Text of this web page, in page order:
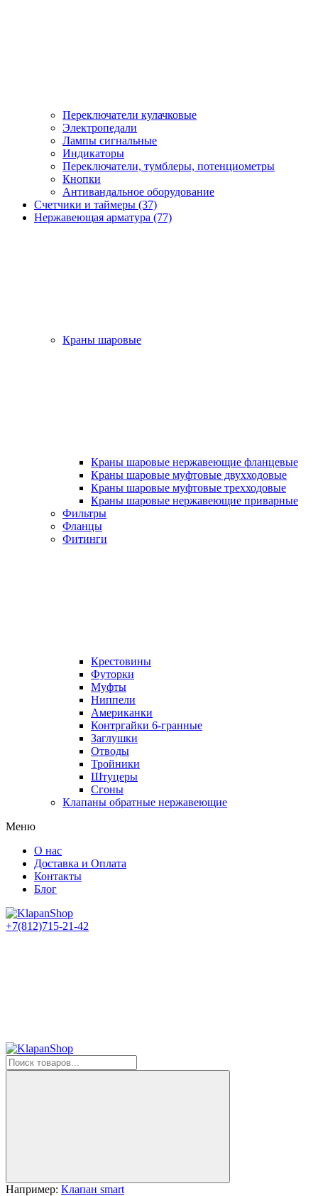
Переключатели кулачковые
Электропедали
Лампы сигнальные
Индикаторы
Переключатели, тумблеры, потенциометры
Кнопки
Антивандальное оборудование
Счетчики и таймеры (37)
Нержавеющая арматура (77)
Краны шаровые
Краны шаровые нержавеющие фланцевые
Краны шаровые муфтовые двухходовые
Краны шаровые муфтовые трехходовые
Краны шаровые нержавеющие приварные
Фильтры
Фланцы
Фитинги
Крестовины
Футорки
Муфты
Ниппели
Американки
Контргайки 6-гранные
Заглушки
Отводы
Тройники
Штуцеры
Сгоны
Клапаны обратные нержавеющие
Меню
О нас
Доставка и Оплата
Контакты
Блог
+7(812)715-21-42
Например: Клапан smart